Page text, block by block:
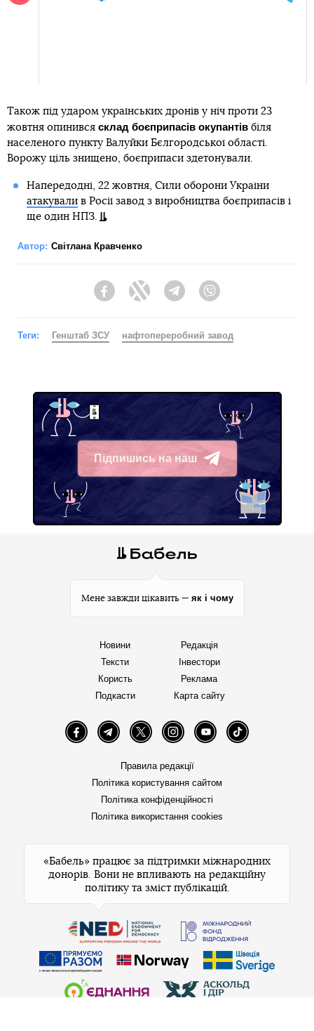
жовтня опинився склад боєприпасів окупантів
населеного пункту Валуйки Бєлгородської області.
Напередодні, 22 жовтня, Сили оборони України
в Росії завод з виробництва боєприпасів і
ще один НПЗ.
FacebookTwitter TelegramViber
Генштаб ЗСУ нафтопереробний завод